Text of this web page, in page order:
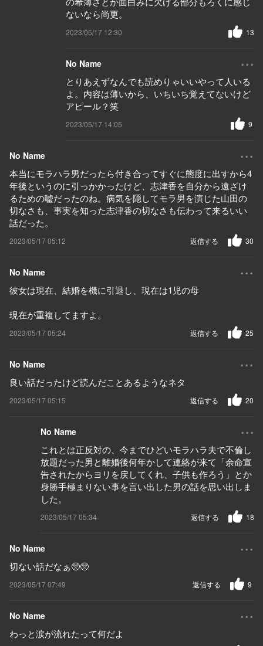
ないなら尚更。
2023/05/17 12:30 13
No Name ...
とりあえずなんでも読めりゃいいやって人いる
よ。内容は薄いから、いちいち覚えてないけど
アピール？笑
2023/05/17 14:05 9
No Name ...
本当にモラハラ男だったら付き合ってすぐに態度に出すから4
年後というのに引っかかったけど、志津香を自分から遠ざけ
るための嘘だったのね。病気を隠してモラ男を演じた山田の
切なさも、事実を知った志津香の切なさも伝わって来るいい
話だった。
2023/05/17 05:12 30
返信する
No Name ...
彼女は現在、結婚を機に引退し、現在は1児の母
現在が重複してますよ。
2023/05/17 05:24 25
返信する
No Name ...
良い話だったけど読んだことあるようなネタ
2023/05/17 05:15 20
返信する
No Name ...
これとは正反対の、今までひどいモラハラ夫で不倫し
放題だった男と離婚後何年かして連絡が来て「余命宣
告されたからヨリを戻してくれ、子供も作ろう」とか
身勝手極まりない事を言い出した男の話を思い出しま
した。
2023/05/17 05:34 18
返信する
No Name ...
切ない話だなぁ🥺🥺
2023/05/17 07:49 9
返信する
No Name ...
わっと涙が流れたって何だよ